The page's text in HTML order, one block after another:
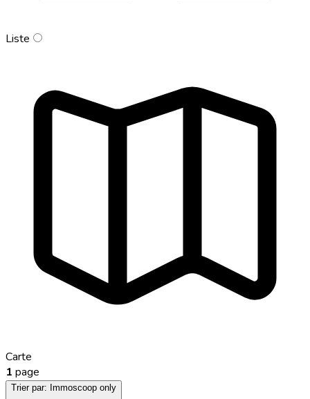
Liste
Carte
1 page
Trier par: Immoscoop only